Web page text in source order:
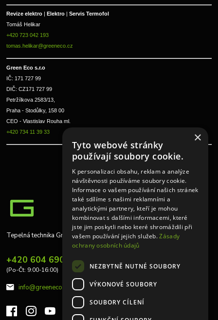
Revize elektro Elektro
Servis Termofol
Tomáš Helikar
+420 723 042 193
tomas.helikar@greeneco.cz
Green Eco s.r.o
IČ: 171 727 99
DIČ: CZ171 727 99
Petržílkova 2583/13,
Praha - Stodůlky, 158 00
CEO - Vlastislav Rouha ml.
+420 734 11 39 33
Tepelná technika Greeneco
+420 604 690 848
(Po-Čt: 9:00-16:00)
info@greeneco.cz
×
Tyto webové stránky
používají soubory cookie.
K personalizaci obsahu, reklam a analýze
návštěvnosti používáme soubory cookie.
Informace o vašem používání našich stránek
také sdílíme s našimi reklamními a
analytickými partnery, kteří je mohou
kombinovat s dalšími informacemi, které
jste jim poskytli nebo které shromáždili při
vašem používání jejich služeb.Zásady
ochrany osobních údajů
NEZBYTNĚ NUTNÉ SOUBORY
VÝKONOVÉ SOUBORY
SOUBORY CÍLENÍ